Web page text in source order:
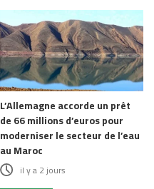
L’Allemagne accorde un prêt
de 66 millions d’euros pour
moderniser le secteur de l’eau
au Maroc
il y a 2 jours